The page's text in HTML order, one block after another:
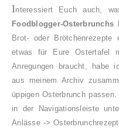
Interessiert Euch auch,
Foodblogger-Osterbrunchs
Brot- oder
etwas für Eure Ostertafel
Anregungen braucht, habe
aus meinem Archiv
üppigen Osterbrunch
in der Navigationsleiste
Anlässe ->